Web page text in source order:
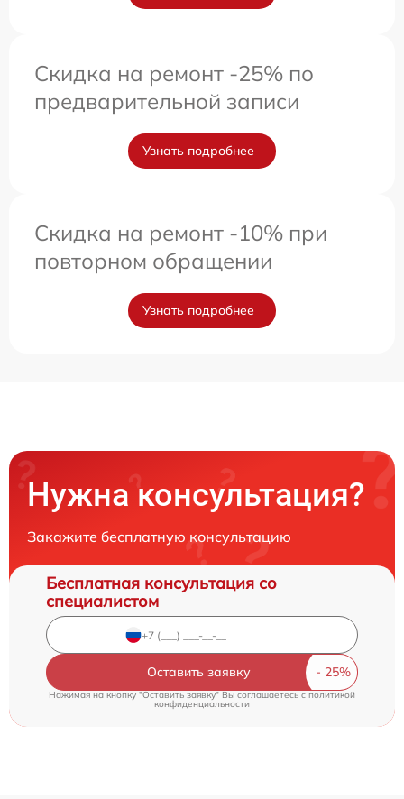
Скидка на ремонт -25% по
предварительной записи
Узнать подробнее
Скидка на ремонт -10% при
повторном обращении
Узнать подробнее
Нужна консультация?
Закажите бесплатную консультацию
Бесплатная консультация со
специалистом
Оставить заявку
Нажимая на кнопку "Оставить заявку" Вы соглашаетесь cполитикой
конфиденциальности